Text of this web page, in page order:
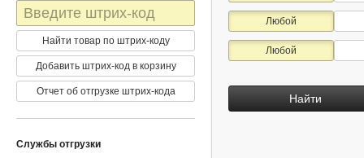
Любой
Любой
Найти
Штрих-
код
Найти товар по штрих-коду
Добавить штрих-код в корзину
Отчет об отгрузке штрих-кода
Службы отгрузки